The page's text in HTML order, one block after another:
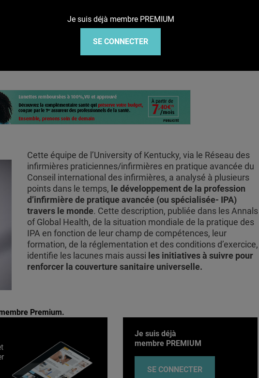
professionnelle et financière
Cette équipe de l’University of Kentucky, via le Réseau des
infirmières praticiennes/infirmières en pratique avancée du
Conseil international des infirmières, a analysé à plusieurs
points dans le temps, le développement de la profession
d’infirmière de pratique avancée (ou spécialisée- IPA)
travers le monde. Cette description, publiée dans les Annals
of Global Health, de la situation mondiale de la pratique des
IPA en fonction de leur champ de compétences, leur
formation, de la réglementation et des conditions d’exercice,
identifie les lacunes mais aussi les initiatives à suivre pour
renforcer la couverture sanitaire universelle.
Premium.
Je suis déjà
membre PREMIUM
SE CONNECTER
Je suis déjà membre PREMIUM
SE CONNECTER